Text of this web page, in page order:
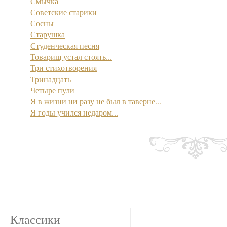
Советские старики
Сосны
Старушка
Студенческая песня
Товарищ устал стоять...
Три стихотворения
Тринадцать
Четыре пули
Я в жизни ни разу не был в таверне...
Я годы учился недаром...
Классики